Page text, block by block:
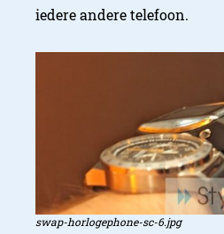
iedere andere telefoon.
swap-horlogephone-sc-6.jpg